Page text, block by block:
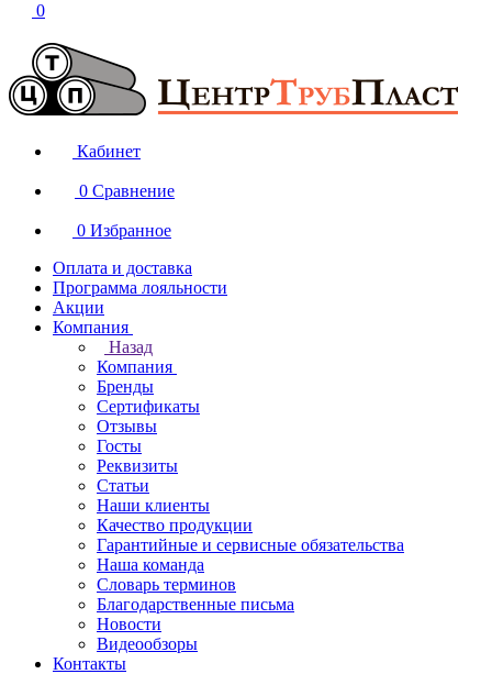
0
Кабинет
0 Сравнение
0 Избранное
Оплата и доставка
Программа лояльности
Акции
Компания
Назад
Компания
Бренды
Сертификаты
Отзывы
Госты
Реквизиты
Статьи
Наши клиенты
Качество продукции
Гарантийные и сервисные обязательства
Наша команда
Словарь терминов
Благодарственные письма
Новости
Видеообзоры
Контакты